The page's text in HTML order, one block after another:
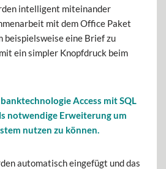
intelligent miteinander
mit dem Office Paket
eine Brief zu
ein simpler Knopfdruck beim
Access mit SQL
notwendige Erweiterung um
nutzen zu können.
automatisch eingefügt und das